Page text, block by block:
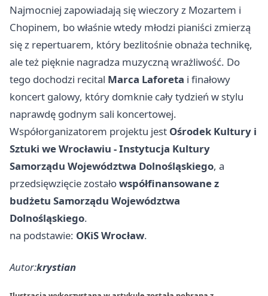
Najmocniej zapowiadają się wieczory z Mozartem i
Chopinem, bo właśnie wtedy młodzi pianiści zmierzą
się z repertuarem, który bezlitośnie obnaża technikę,
ale też pięknie nagradza muzyczną wrażliwość. Do
tego dochodzi recital Marca Laforeta i finałowy
koncert galowy, który domknie cały tydzień w stylu
naprawdę godnym sali koncertowej.
Współorganizatorem projektu jest Ośrodek Kultury i
Sztuki we Wrocławiu - Instytucja Kultury
Samorządu Województwa Dolnośląskiego, a
przedsięwzięcie zostałowspółfinansowane z
budżetu Samorządu Województwa
Dolnośląskiego.
na podstawie: OKiS Wrocław.
Autor:krystian